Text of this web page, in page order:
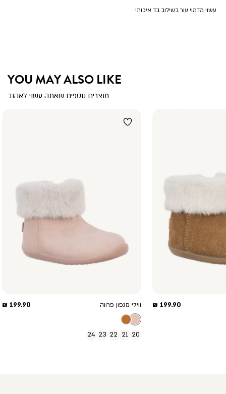
עשוי מדמוי עור בשילוב בד איכותי
YOU MAY ALSO LIKE
מוצרים נוספים שאתה עשוי לאהוב
מחיר
199.90 ₪ ווילי מגפון פרווה
מחיר
199.90 ₪
20
21
22
23
24